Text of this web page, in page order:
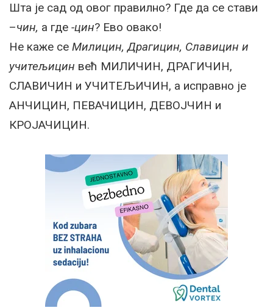
Шта је сад од овог правилно? Где да се стави
–чин, а где -цин? Ево овако!
Не каже се Милицин, Драгицин, Славицин и
учитељицин већ МИЛИЧИН, ДРАГИЧИН,
СЛАВИЧИН и УЧИТЕЉИЧИН, а исправно је
АНЧИЦИН, ПЕВАЧИЦИН, ДЕВОЈЧИН и
КРОЈАЧИЦИН.